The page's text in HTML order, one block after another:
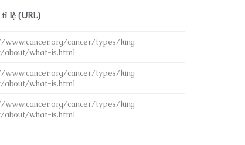
tỉ lệ (URL)
www.cancer.org/cancer/types/lung-
about/what-is.html
www.cancer.org/cancer/types/lung-
about/what-is.html
www.cancer.org/cancer/types/lung-
about/what-is.html